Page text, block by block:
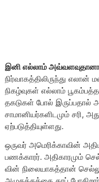
இனி எல்லாம்
நிர்வாகத்திலிருந்து எலான்
நிகழ்வுகள் எல்லாம்
தகடுகள் போல் இருப்பதால்
சாமானியர்களிடமும் சரி,
ஏற்படுத்தியுள்ளது.
ஒருவர் அமெரிக்காவின்
பணக்காரர். அதிகாரமும்
வின் நிலையாகத்தான்